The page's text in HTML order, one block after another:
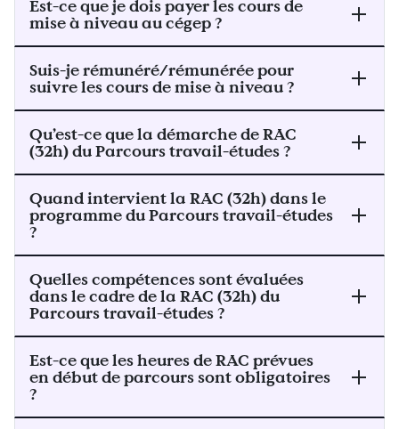
Est-ce que je dois payer les cours de
mise à niveau au cégep ?
Suis-je rémunéré/rémunérée pour
suivre les cours de mise à niveau ?
Qu’est-ce que la démarche de RAC
(32h) du Parcours travail-études ?
Quand intervient la RAC (32h) dans le
programme du Parcours travail-études
?
Quelles compétences sont évaluées
dans le cadre de la RAC (32h) du
Parcours travail-études ?
Est-ce que les heures de RAC prévues
en début de parcours sont obligatoires
?